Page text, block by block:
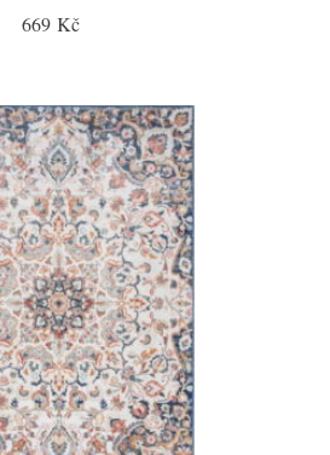
669 Kč